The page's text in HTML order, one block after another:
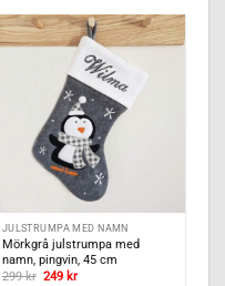
JULSTRUMPA MED NAMN
Mörkgrå julstrumpa med
namn, pingvin, 45 cm
299kr Det
249 krDet